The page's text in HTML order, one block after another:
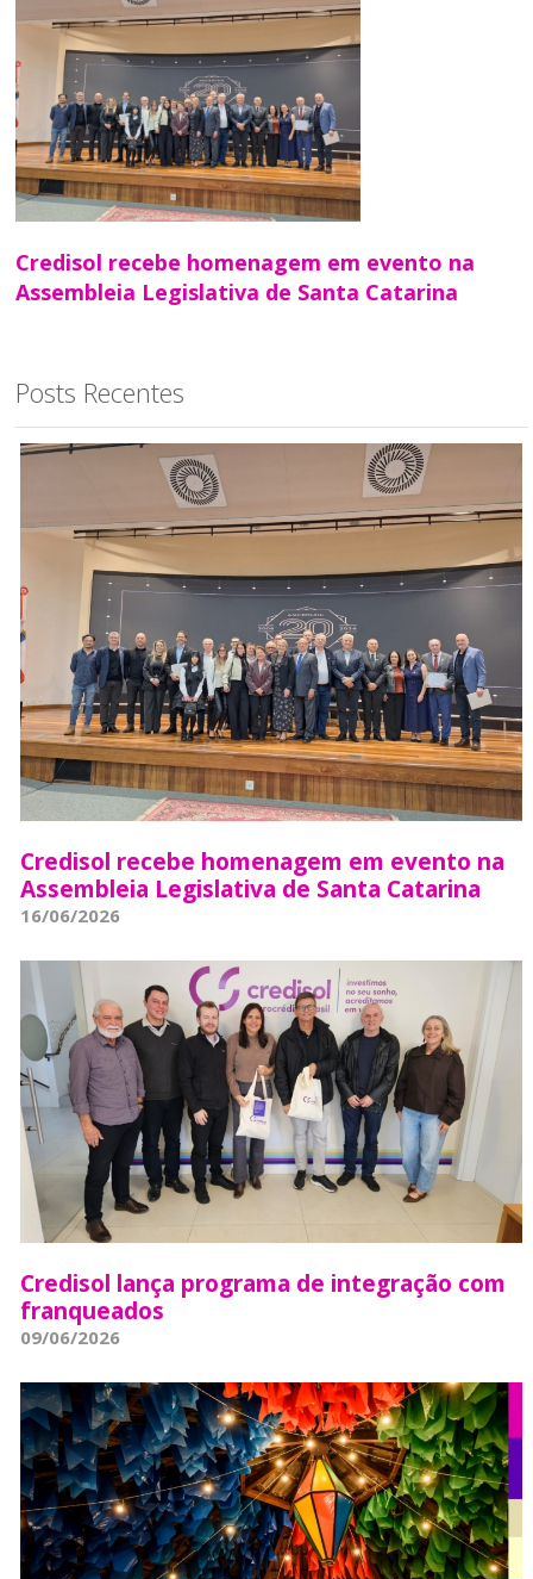
Credisol recebe homenagem em evento na
Assembleia Legislativa de Santa Catarina
Posts Recentes
Credisol recebe homenagem em evento na
Assembleia Legislativa de Santa Catarina
16/06/2026
Credisol lança programa de integração com
franqueados
09/06/2026